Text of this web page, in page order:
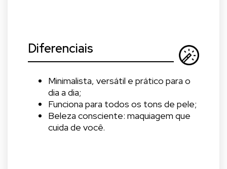
Diferenciais
Minimalista, versátil e prático para o
dia a dia;
Funciona para todos os tons de pele;
Beleza consciente: maquiagem que
cuida de você.